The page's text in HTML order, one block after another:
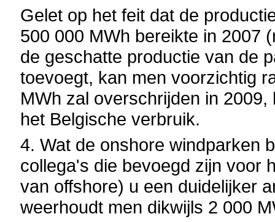
Gelet op het feit dat de
500 000 MWh bereikte in 2007
de geschatte productie van de
toevoegt, kan men voorzichtig
MWh zal overschrijden in
het Belgische verbruik.
4. Wat de onshore windparken
collega's die bevoegd zijn voor
van offshore) u een duidelijker
weerhoudt men dikwijls 2 000